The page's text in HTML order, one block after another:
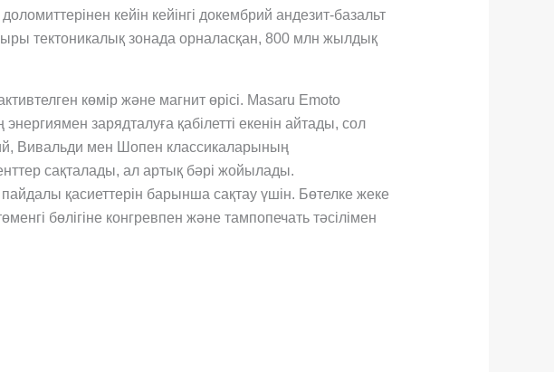
кейін кейінгі докембрий андезит-базальт
тектоникалық зонада орналасқан, 800 млн жылдық
көмір және магнит өрісі. Masaru Emoto
зарядталуға қабілетті екенін айтады, сол
Вивальди мен Шопен классикаларының
сақталады, ал артық бәрі жойылады.
қасиеттерін барынша сақтау үшін. Бөтелке жеке
бөлігіне конгревпен және тампопечать тәсілімен